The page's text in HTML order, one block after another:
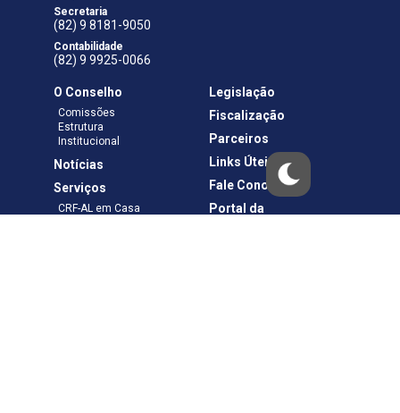
Secretaria
(82) 9 8181-9050
Contabilidade
(82) 9 9925-0066
O Conselho
Comissões
Estrutura
Institucional
Notícias
Serviços
CRF-AL em Casa
Legislação
Fiscalização
Parceiros
Links Úteis
Fale Conosco
Portal da